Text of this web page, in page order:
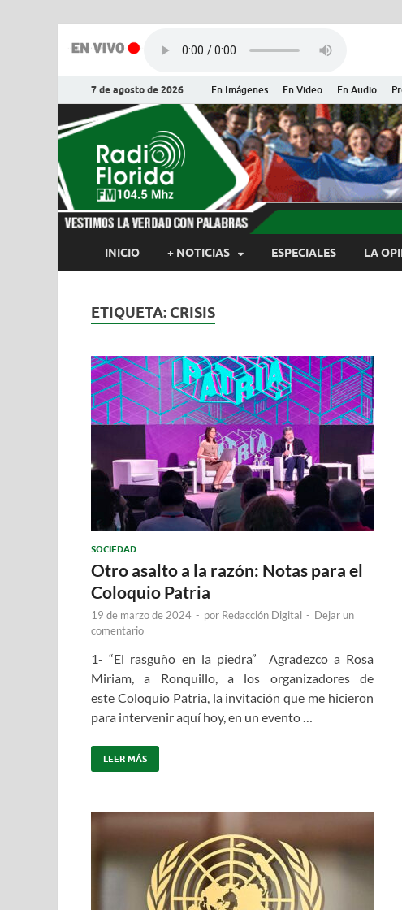
7 de agosto de 2026 En Imágenes En Video En Audio
Radio
Noticias y Actualidades de Florida,
INICIO + NOTICIAS ESPECIALES LA
ETIQUETA: CRISIS
SOCIEDAD
Otro asalto a la razón: Notas para el
Coloquio Patria
19 de marzo de 2024 - por Redacción Digital - Dejar un
comentario
1- “El rasguño en la piedra” Agradezco a Rosa
Miriam, a Ronquillo, a los organizadores de
este Coloquio Patria, la invitación que me hicieron
para intervenir aquí hoy, en un evento …
LEER MÁS